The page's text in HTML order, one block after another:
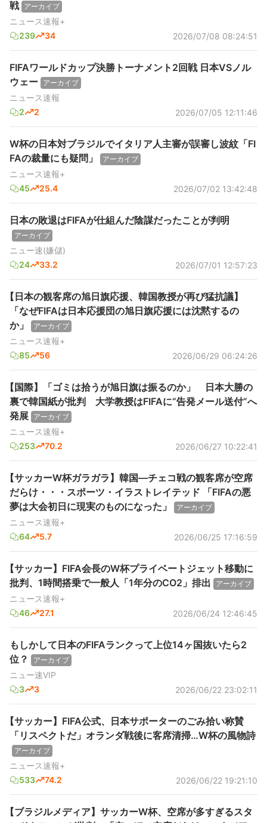
戦 アーカイブ
ニュース速報+
239
34 2026/07/08 08:24:51
FIFAワールドカップ決勝トーナメント2回戦 日本VSノル
ウェー アーカイブ
ニュース速報
2
2 2026/07/05 12:11:46
W杯の日本対ブラジルでイタリア人主審が誤審し波紋「FI
FAの裁量にも疑問」
アーカイブ
ニュース速報+
45
25.4 2026/07/02 13:42:48
日本の敗退はFIFAが仕組んだ陰謀だったことが判明
アーカイブ
ニュー速(嫌儲)
24
33.2 2026/07/01 12:57:23
【日本の観客席の旭日旗応援、韓国教授が再び猛抗議】
「なぜFIFAは日本応援団の旭日旗応援には沈黙するの
か」
アーカイブ
ニュース速報+
85
56 2026/06/29 06:24:26
【国際】「ゴミは拾うが旭日旗は振るのか」 日本大勝の
裏で韓国紙が批判 大学教授はFIFAに“告発メール送付”へ
発展 アーカイブ
ニュース速報+
253
70.2 2026/06/27 10:22:41
【サッカーW杯ガラガラ】韓国―チェコ戦の観客席が空席
だらけ・・・スポーツ・イラストレイテッド 「FIFAの悪
夢は大会初日に現実のものになった」
アーカイブ
ニュース速報+
64
5.7 2026/06/25 17:16:59
【サッカー】FIFA会長のW杯プライベートジェット移動に
批判、1時間搭乗で一般人「1年分のCO2」排出
アーカイブ
ニュース速報+
46
27.1 2026/06/24 12:46:45
もしかして日本のFIFAランクって上位14ヶ国抜いたら2
位？
アーカイブ
ニュー速VIP
3
3 2026/06/22 23:02:11
【サッカー】FIFA公式、日本サポーターのごみ拾い称賛
「リスペクトだ」オランダ戦後に客席清掃…W杯の風物詩
アーカイブ
ニュース速報+
533
74.2 2026/06/22 19:21:10
【ブラジルメディア】サッカーW杯、空席が多すぎるスタ